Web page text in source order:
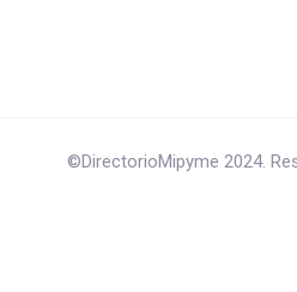
©DirectorioMipyme 2024.